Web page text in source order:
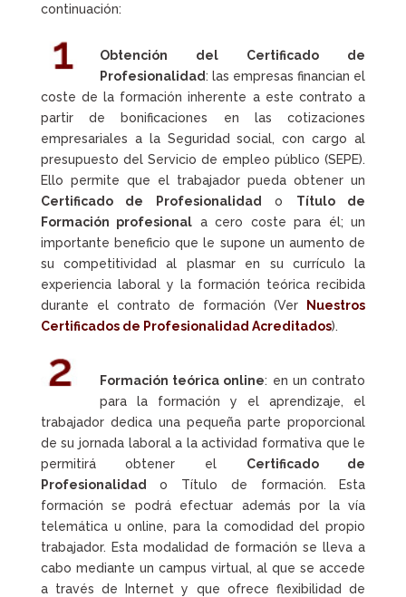
continuación:
Obtención del Certificado de
Profesionalidad: las empresas financian el
coste de la formación inherente a este contrato a
partir de bonificaciones en las cotizaciones
empresariales a la Seguridad social, con cargo al
presupuesto del Servicio de empleo público (SEPE).
Ello permite que el trabajador pueda obtener un
Certificado de Profesionalidad
o Título de
Formación profesional a cero coste para él; un
importante beneficio que le supone un aumento de
su competitividad al plasmar en su currículo la
experiencia laboral y la formación teórica recibida
durante el contrato de formación (Ver
Nuestros
Certificados de Profesionalidad Acreditados).
Formación teórica online: en un contrato
para la formación y el aprendizaje, el
trabajador dedica una pequeña parte proporcional
de su jornada laboral a la actividad formativa que le
permitirá obtener el Certificado de
Profesionalidad
o Título de formación. Esta
formación se podrá efectuar además por la vía
telemática u online, para la comodidad del propio
trabajador. Esta modalidad de formación se lleva a
cabo mediante un campus virtual, al que se accede
a través de Internet y que ofrece flexibilidad de